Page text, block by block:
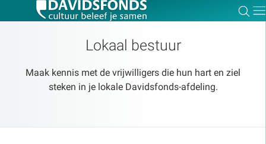
Lokaal bestuur
Maak kennis met de vrijwilligers die hun hart en ziel
steken in je lokale Davidsfonds-afdeling.
Zoeken